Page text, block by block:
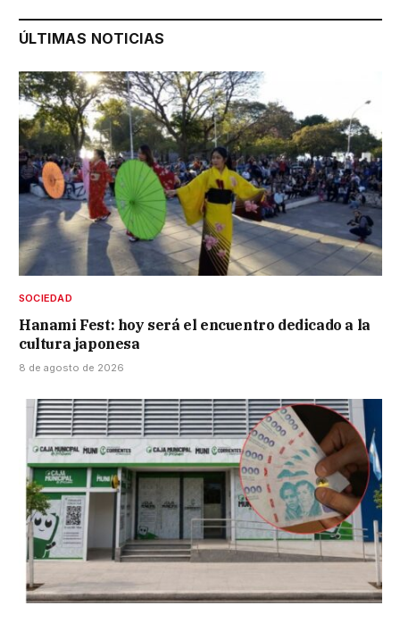
ÚLTIMAS NOTICIAS
SOCIEDAD
Hanami Fest: hoy será el encuentro dedicado a la
cultura japonesa
8 de agosto de 2026